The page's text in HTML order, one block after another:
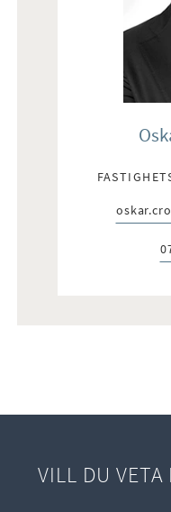
E-post:
VILL DU VETA